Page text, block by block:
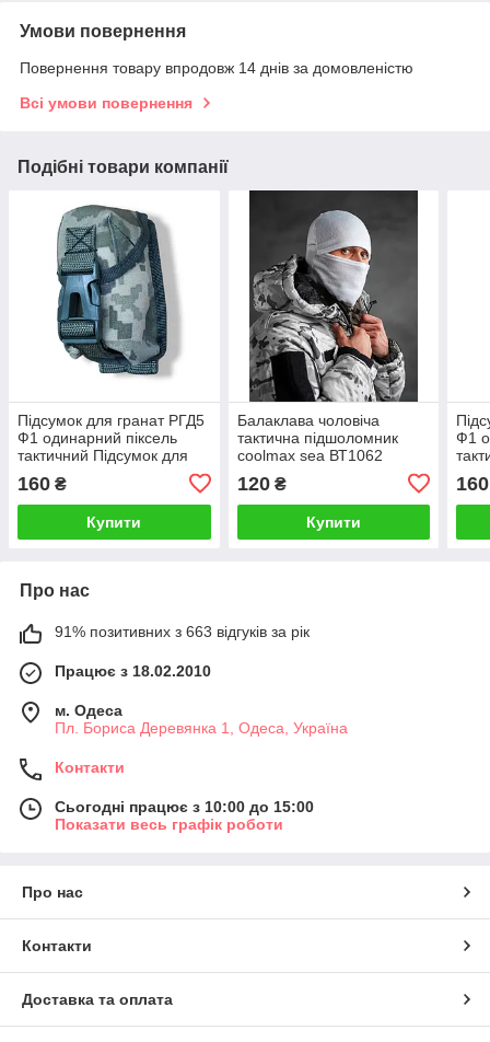
Умови повернення
Повернення товару впродовж 14 днів за домовленістю
Всі умови повернення
Подібні товари компанії
Підсумок для гранат РГД5
Ф1 одинарний піксель
тактичний Підсумок для
зберігання боєприпасів на
пояс
160 ₴
Купити
Балаклава чоловіча
тактична підшоломник
coolmax sea ВТ1062
120₴
Купити
Ф1
пояс
160
Про нас
91% позитивних з 663 відгуків за рік
Працює з 18.02.2010
м. Одеса
Пл. Бориса Деревянка 1, Одеса, Україна
Контакти
Сьогодні працює з 10:00 до 15:00
Показати весь графік роботи
Про нас
Контакти
Доставка та оплата